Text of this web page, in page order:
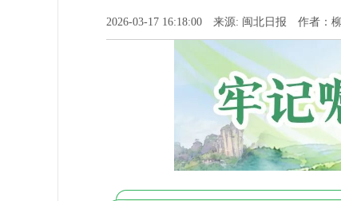
2026-03-17 16:18:00 来源: 闽北日报 作者：